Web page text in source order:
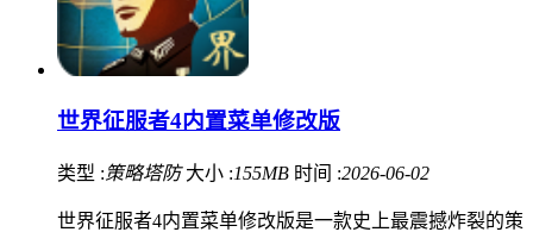
世界征服者4内置菜单修改版
类型 : 策略塔防 大小 :155MB 时间 :2026-06-02
世界征服者4内置菜单修改版是一款史上最震撼炸裂的策